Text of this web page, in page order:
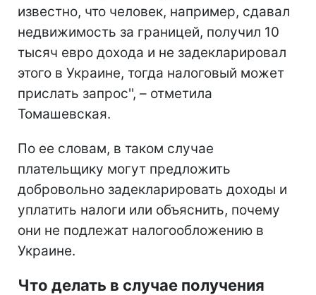
известно, что человек, например, сдавал
недвижимость за границей, получил 10
тысяч евро дохода и не задекларировал
этого в Украине, тогда налоговый может
прислать запрос'', – отметила
Томашевская.
По ее словам, в таком случае
плательщику могут предложить
добровольно задекларировать доходы и
уплатить налоги или объяснить, почему
они не подлежат налогообложению в
Украине.
Что делать в случае получения